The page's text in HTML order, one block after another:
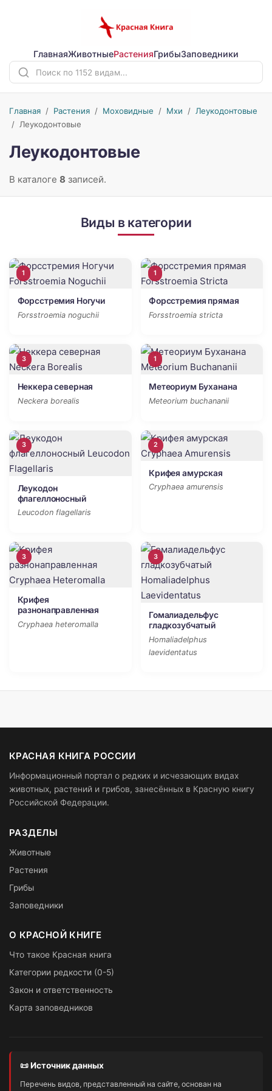
ГлавнаяЖивотныеРастенияГрибыЗаповедники
Главная / Растения / Моховидные / Мхи / Леукодонтовые
/ Леукодонтовые
Леукодонтовые
В каталоге 8 записей.
Виды в категории
1
Форсстремия Ногучи
Forsstroemia noguchii
1
Форсстремия прямая
Forsstroemia stricta
3
Неккера северная
Neckera borealis
1
Метеориум Буханана
Meteorium buchananii
3
Леукодон
флагеллоносный
Leucodon flagellaris
2
Крифея амурская
Cryphaea amurensis
3
Крифея
разнонаправленная
Cryphaea heteromalla
3
Гомалиадельфус
гладкозубчатый
Homaliadelphus
laevidentatus
КРАСНАЯ КНИГА РОССИИ
Информационный портал о редких и исчезающих видах
животных, растений и грибов, занесённых в Красную книгу
Российской Федерации.
РАЗДЕЛЫ
Животные
Растения
Грибы
Заповедники
О КРАСНОЙ КНИГЕ
Что такое Красная книга
Категории редкости (0-5)
Закон и ответственность
Карта заповедников
📜 Источник данных
Перечень видов, представленный на сайте, основан на